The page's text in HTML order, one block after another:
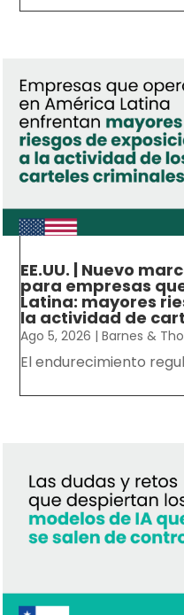
EE.UU. | Nuevo
para empresas
Latina: mayores
la actividad de
Ago 5, 2026 |Barnes &
El endurecimiento